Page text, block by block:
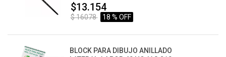
$13.154
$ 16078 18 % OFF
BLOCK PARA DIBUJO ANILLADO